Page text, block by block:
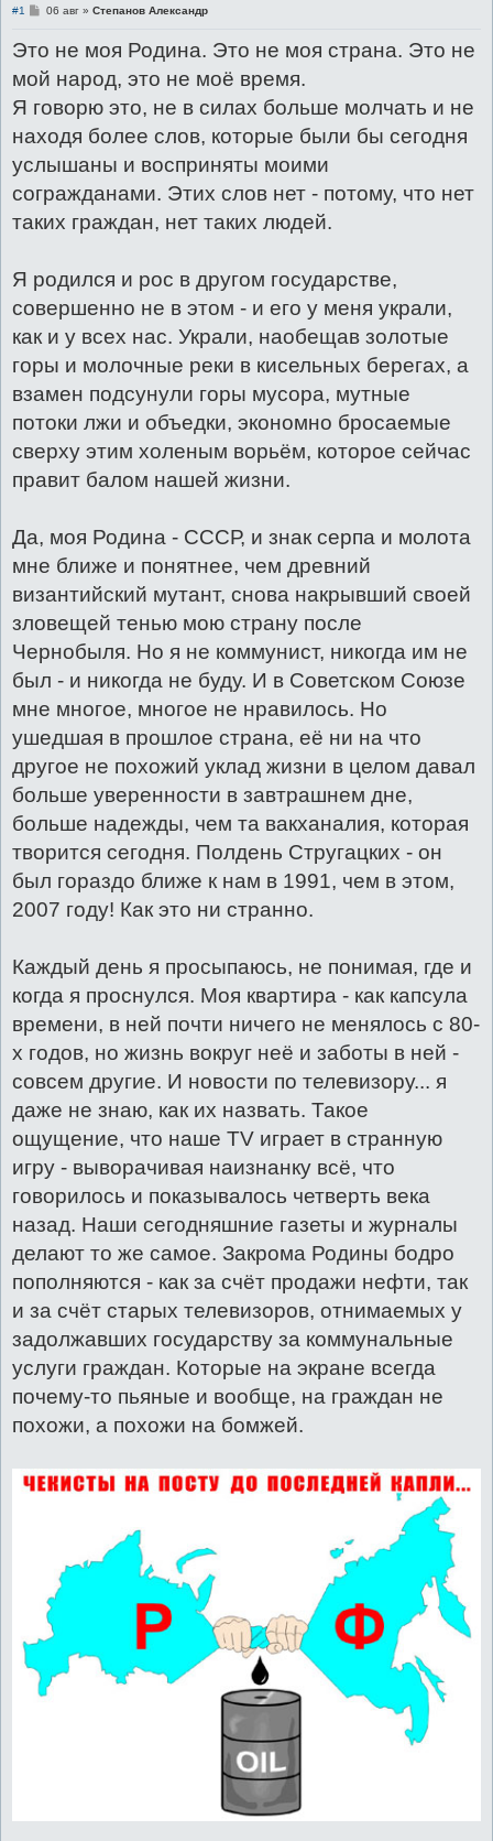
#1
С
б
е
н
и
е
06 авг» Степанов Александр
Это не моя Родина. Это не моя страна. Это не
мой народ, это не моё время.
Я говорю это, не в силах больше молчать и не
находя более слов, которые были бы сегодня
услышаны и восприняты моими
согражданами. Этих слов нет - потому, что нет
таких граждан, нет таких людей.
Я родился и рос в другом государстве,
совершенно не в этом - и его у меня украли,
как и у всех нас. Украли, наобещав золотые
горы и молочные реки в кисельных берегах, а
взамен подсунули горы мусора, мутные
потоки лжи и объедки, экономно бросаемые
сверху этим холеным ворьём, которое сейчас
правит балом нашей жизни.
Да, моя Родина - СССР, и знак серпа и молота
мне ближе и понятнее, чем древний
византийский мутант, снова накрывший своей
зловещей тенью мою страну после
Чернобыля. Но я не коммунист, никогда им не
был - и никогда не буду. И в Советском Союзе
мне многое, многое не нравилось. Но
ушедшая в прошлое страна, её ни на что
другое не похожий уклад жизни в целом давал
больше уверенности в завтрашнем дне,
больше надежды, чем та вакханалия, которая
творится сегодня. Полдень Стругацких - он
был гораздо ближе к нам в 1991, чем в этом,
2007 году! Как это ни странно.
Каждый день я просыпаюсь, не понимая, где и
когда я проснулся. Моя квартира - как капсула
времени, в ней почти ничего не менялось с 80-
х годов, но жизнь вокруг неё и заботы в ней -
совсем другие. И новости по телевизору... я
даже не знаю, как их назвать. Такое
ощущение, что наше TV играет в странную
игру - выворачивая наизнанку всё, что
говорилось и показывалось четверть века
назад. Наши сегодняшние газеты и журналы
делают то же самое. Закрома Родины бодро
пополняются - как за счёт продажи нефти, так
и за счёт старых телевизоров, отнимаемых у
задолжавших государству за коммунальные
услуги граждан. Которые на экране всегда
почему-то пьяные и вообще, на граждан не
похожи, а похожи на бомжей.